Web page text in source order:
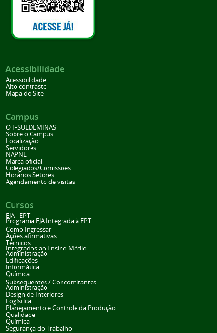
Acessibilidade
Acessibilidade
Alto contraste
Mapa do Site
Campus
O IFSULDEMINAS
Sobre o Campus
Localização
Servidores
NAPNE
Marca oficial
Colegiados/Comissões
Horários Setores
Agendamento de visitas
Cursos
EJA - EPT
Programa EJA Integrada à EPT
Como Ingressar
Ações afirmativas
Técnicos
Integrados ao Ensino Médio
Administração
Edificações
Informática
Química
Subsequentes / Concomitantes
Administração
Design de Interiores
Logística
Planejamento e Controle da Produção
Qualidade
Química
Segurança do Trabalho